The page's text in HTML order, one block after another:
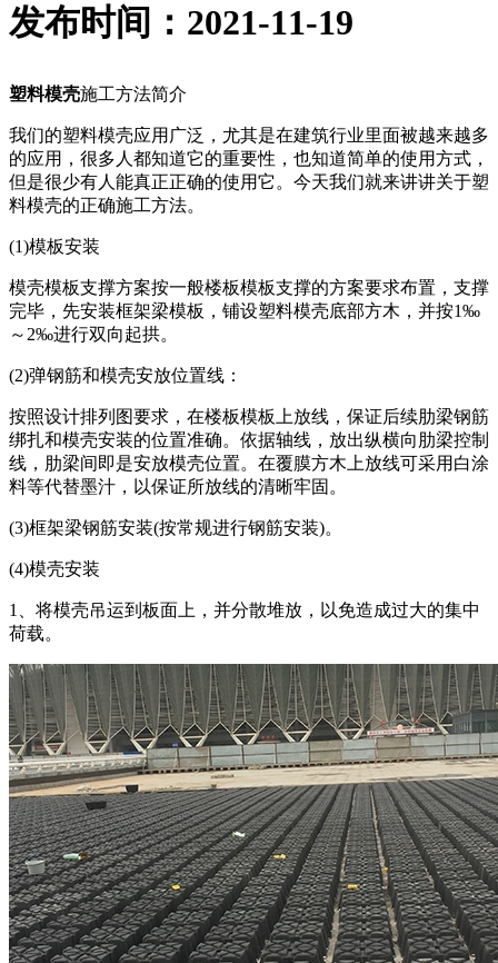
发布时间：2021-11-19
塑料模壳施工方法简介
我们的塑料模壳应用广泛，尤其是在建筑行业里面被越来越多
的应用，很多人都知道它的重要性，也知道简单的使用方式，
但是很少有人能真正正确的使用它。今天我们就来讲讲关于塑
料模壳的正确施工方法。
(1)模板安装
模壳模板支撑方案按一般楼板模板支撑的方案要求布置，支撑
完毕，先安装框架梁模板，铺设塑料模壳底部方木，并按1‰
～2‰进行双向起拱。
(2)弹钢筋和模壳安放位置线：
按照设计排列图要求，在楼板模板上放线，保证后续肋梁钢筋
绑扎和模壳安装的位置准确。依据轴线，放出纵横向肋梁控制
线，肋梁间即是安放模壳位置。在覆膜方木上放线可采用白涂
料等代替墨汁，以保证所放线的清晰牢固。
(3)框架梁钢筋安装(按常规进行钢筋安装)。
(4)模壳安装
1、将模壳吊运到板面上，并分散堆放，以免造成过大的集中
荷载。